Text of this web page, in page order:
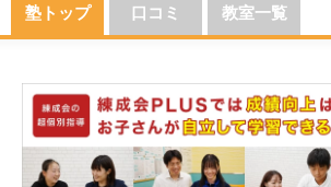
塾トップ 口コミ 教室一覧